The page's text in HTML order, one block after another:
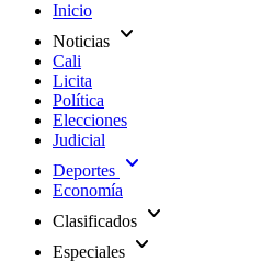
Inicio
Noticias expand_more
Cali
Licita
Política
Elecciones
Judicial
Deportes expand_more
Economía
Clasificados expand_more
Especiales expand_more